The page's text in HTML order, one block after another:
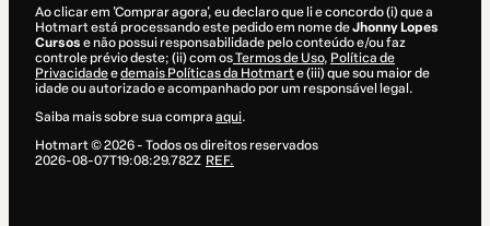
Ao clicar em 'Comprar agora', eu declaro que li e concordo (i) que a
Hotmart está processando este pedido em nome deJhonny Lopes
Cursos e não possui responsabilidade pelo conteúdo e/ou faz
controle prévio deste; (ii) com osTermos de Uso, Política de
Privacidadeedemais Políticas da Hotmarte (iii) que sou maior de
idade ou autorizado e acompanhado por um responsável legal.
Saiba mais sobre sua compra aqui.
Hotmart ©2026- Todos os direitos reservados
2026-08-07T19:08:29.782Z REF.